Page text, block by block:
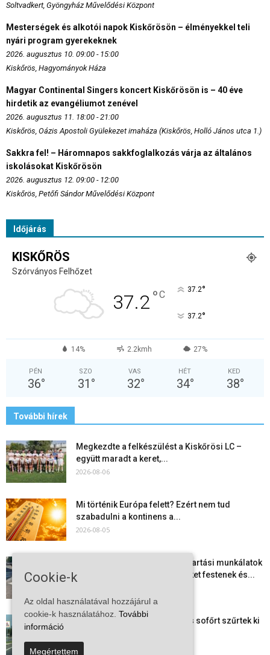
Soltvadkert, Gyöngyház Művelődési Központ
Mesterségek és alkotói napok Kiskőrösön – élményekkel teli
nyári program gyerekeknek
2026. augusztus 10. 09:00 - 15:00
Kiskőrös, Hagyományok Háza
Magyar Continental Singers koncert Kiskőrösön is – 40 éve
hirdetik az evangéliumot zenével
2026. augusztus 11. 18:00 - 21:00
Kiskőrös, Oázis Apostoli Gyülekezet imaháza (Kiskőrös, Holló János utca 1.)
Sakkra fel! – Háromnapos sakkfoglalkozás várja az általános
iskolásokat Kiskőrösön
2026. augusztus 12. 09:00 - 12:00
Kiskőrös, Petőfi Sándor Művelődési Központ
Időjárás
KISKŐRÖS
Szórványos Felhőzet
37.2°C 37.2°
37.2°
14% 2.2kmh 27%
PÉN
36°
SZO
31 °
VAS
32°
HÉT
34°
KED
38°
További hírek
Megkezdte a felkészülést a Kiskőrösi LC –
együtt maradt a keret,...
2026-08-06
Mi történik Európa felett? Ezért nem tud
szabadulni a kontinens a...
2026-08-05
Folyamatosak a nyári karbantartási munkálatok
Kiskőrösön – útburkolati jeleket festenek és...
Több száz gyorshajtót és ittas sofőrt szűrtek ki
2026-08-04
Cookie-k
Az oldal használatával hozzájárul a
cookie-k használatához. További
információ
Megértettem